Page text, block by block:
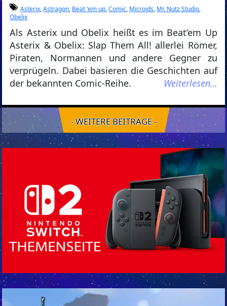
Asterix,Astragon, Beat 'em up,Comic, Microids, Mr. Nutz Studio,
Obelix
Als Asterix und Obelix heißt es im Beat’em Up
Asterix & Obelix: Slap Them All! allerlei Römer,
Piraten, Normannen und andere Gegner zu
verprügeln. Dabei basieren die Geschichten auf
der bekannten Comic-Reihe.
Weiterlesen…
- WEITERE BEITRÄGE -